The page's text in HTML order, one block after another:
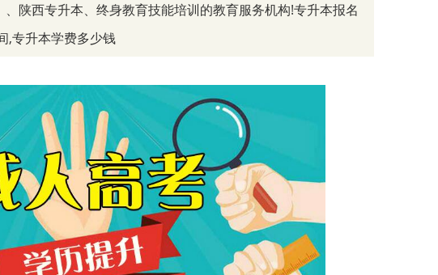
、陕西专升本、终身教育技能培训的教育服务机构!专升本报名
,专升本学费多少钱